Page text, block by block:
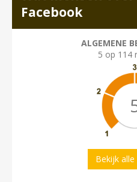
Facebook
ALGEMENE
5 op 114
Bekijk alle